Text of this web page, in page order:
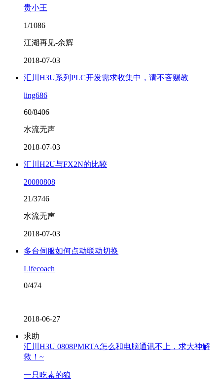
贵小王
1/1086
江湖再见-余辉
2018-07-03
汇川H3U系列PLC开发需求收集中，请不吝赐教
ling686
60/8406
水流无声
2018-07-03
汇川H2U与FX2N的比较
20080808
21/3746
水流无声
2018-07-03
多台伺服如何点动联动切换
Lifecoach
0/474
2018-06-27
求助
汇川H3U 0808PMRTA怎么和电脑通讯不上，求大神解
救！~
一只吃素的狼